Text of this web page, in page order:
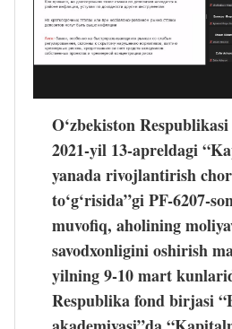
O‘zbekiston
2021-yil 13-apreldagi
yanada rivojlantirish
to‘g‘risida”gi PF-6207-
muvofiq, aholining
savodxonligini oshirish
yilning 9-10 mart
Respublika fond birjasi